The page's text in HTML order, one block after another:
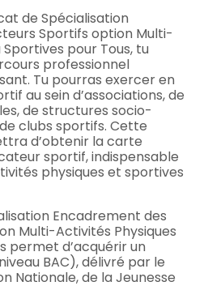
de Spécialisation
Sportifs option Multi-
pour Tous, tu
professionnel
Tu pourras exercer en
au sein d’associations, de
de structures socio-
clubs sportifs. Cette
d’obtenir la carte
sportif, indispensable
physiques et sportives
Encadrement des
Multi-Activités Physiques
permet d’acquérir un
BAC), délivré par le
Nationale, de la Jeunesse